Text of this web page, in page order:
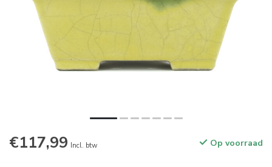
€117,99 Incl. btw Op voorraad